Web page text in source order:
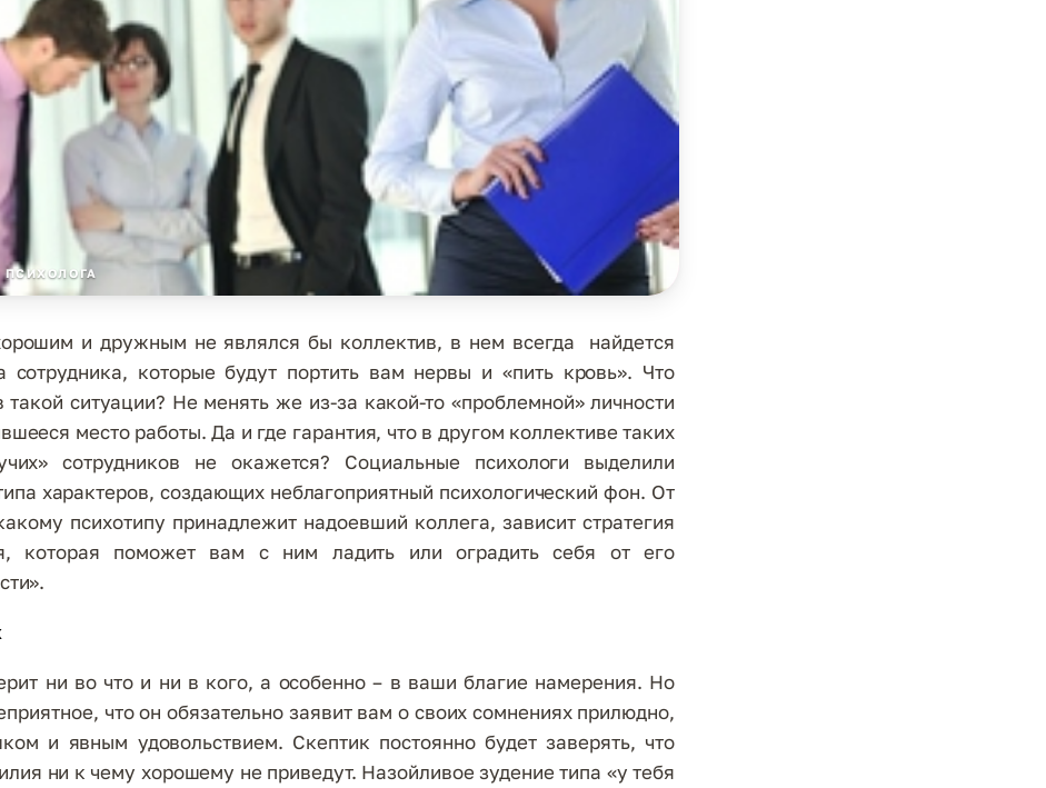
и дружным не являлся бы коллектив, в нем всегда найдется
сотрудника, которые будут портить вам нервы и «пить кровь». Что
такой ситуации? Не менять же из-за какой-то «проблемной» личности
место работы. Да и где гарантия, что в другом коллективе таких
сотрудников не окажется? Социальные психологи выделили
характеров, создающих неблагоприятный психологический фон. От
психотипу принадлежит надоевший коллега, зависит стратегия
которая поможет вам с ним ладить или оградить себя от его
ни во что и ни в кого, а особенно – в ваши благие намерения. Но
что он обязательно заявит вам о своих сомнениях прилюдно,
и явным удовольствием. Скептик постоянно будет заверять, что
ни к чему хорошему не приведут. Назойливое зудение типа «у тебя